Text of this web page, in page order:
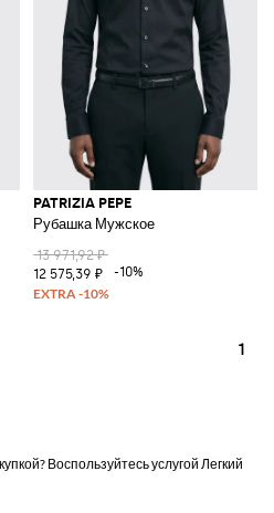
PATRIZIA PEPE
Рубашка Мужское
13 971,92 ₽
12 575,39 ₽
-10%
1
Воспользуйтесь услугой Легкий